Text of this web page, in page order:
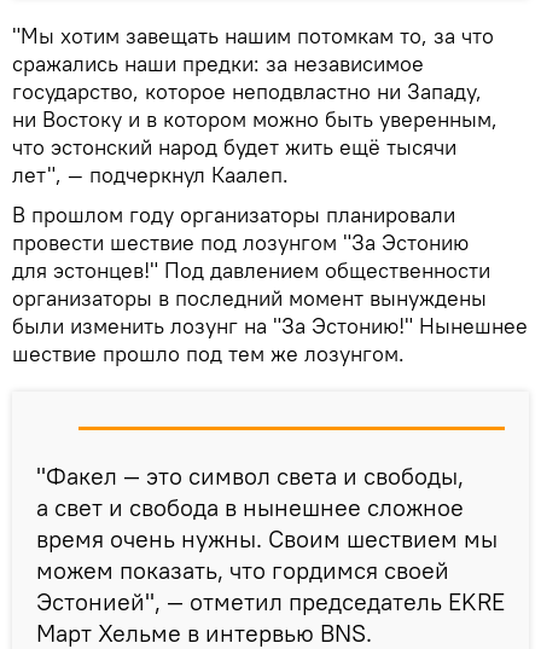
"Мы хотим завещать нашим потомкам то, за что
сражались наши предки: за независимое
государство, которое неподвластно ни Западу,
ни Востоку и в котором можно быть уверенным,
что эстонский народ будет жить ещё тысячи
лет", — подчеркнул Каалеп.
В прошлом году организаторы планировали
провести шествие под лозунгом "За Эстонию
для эстонцев!" Под давлением общественности
организаторы в последний момент вынуждены
были изменить лозунг на "За Эстонию!" Нынешнее
шествие прошло под тем же лозунгом.
"Факел — это символ света и свободы,
а свет и свобода в нынешнее сложное
время очень нужны. Своим шествием мы
можем показать, что гордимся своей
Эстонией", — отметил председатель EKRE
Март Хельме в интервью BNS.